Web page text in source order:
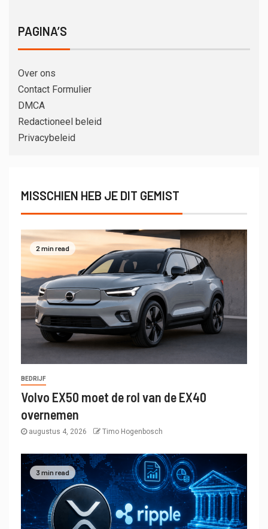
PAGINA’S
Over ons
Contact Formulier
DMCA
Redactioneel beleid
Privacybeleid
MISSCHIEN HEB JE DIT GEMIST
2 min read
BEDRIJF
Volvo EX50 moet de rol van de EX40
overnemen
augustus 4, 2026 Timo Hogenbosch
3 min read